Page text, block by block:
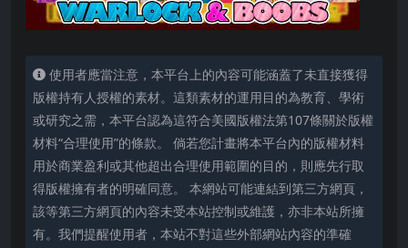
使用者應當注意，本平台上的內容可能涵蓋了未直接獲得
版權持有人授權的素材。這類素材的運用目的為教育、學術
或研究之需，本平台認為這符合美國版權法第107條關於版權
材料“合理使用”的條款。 倘若您計畫將本平台內的版權材料
用於商業盈利或其他超出合理使用範圍的目的，則應先行取
得版權擁有者的明確同意。 本網站可能連結到第三方網頁，
該等第三方網頁的內容未受本站控制或維護，亦非本站所擁
有。我們提醒使用者，本站不對這些外部網站內容的準確